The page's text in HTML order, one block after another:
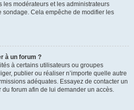
les modérateurs et les administrateurs
sondage. Cela empêche de modifier les
à un forum ?
à certains utilisateurs ou groupes
publier ou réaliser n’importe quelle autre
adéquates. Essayez de contacter un
forum afin de lui demander un accès.